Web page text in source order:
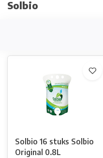
Solbio
Solbio 16 stuks Solbio
Original 0.8L